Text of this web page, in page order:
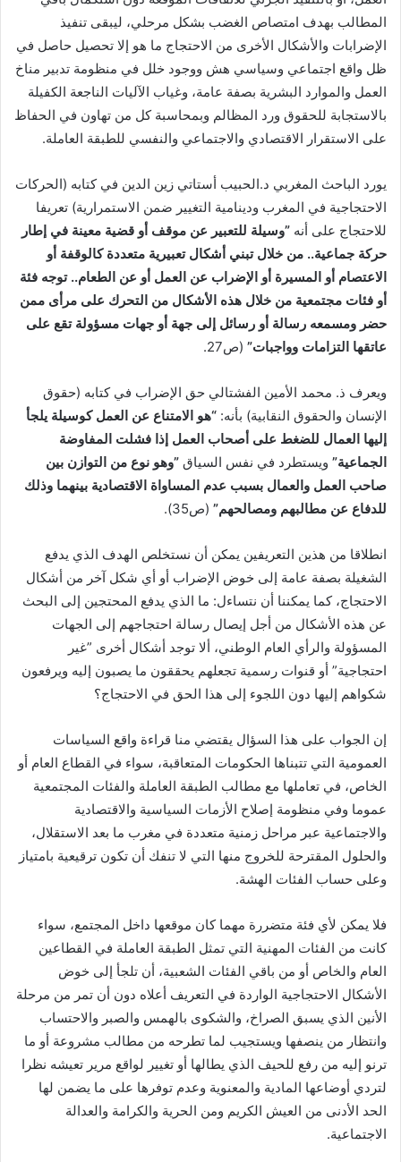
المطالب بهدف امتصاص الغضب بشكل مرحلي، ليبقى تنفيذ
الإضرابات والأشكال الأخرى من الاحتجاج ما هو إلا تحصيل حاصل في
ظل واقع اجتماعي وسياسي هش ووجود خلل في منظومة تدبير مناخ
العمل والموارد البشرية بصفة عامة، وغياب الآليات الناجعة الكفيلة
بالاستجابة للحقوق ورد المظالم وبمحاسبة كل من تهاون في الحفاظ
على الاستقرار الاقتصادي والاجتماعي والنفسي للطبقة العاملة.
يورد الباحث المغربي د.الحبيب أستاتي زين الدين في كتابه (الحركات
الاحتجاجية في المغرب ودينامية التغيير ضمن الاستمرارية) تعريفا
للاحتجاج على أنه ”وسيلة للتعبير عن موقف أو قضية معينة في إطار
حركة جماعية.. من خلال تبني أشكال تعبيرية متعددة كالوقفة أو
الاعتصام أو المسيرة أو الإضراب عن العمل أو عن الطعام.. توجه فئة
أو فئات مجتمعية من خلال هذه الأشكال من التحرك على مرأى ممن
حضر ومسمعه رسالة أو رسائل إلى جهة أو جهات مسؤولة تقع على
عاتقها التزامات وواجبات” (ص27.
ويعرف ذ. محمد الأمين الفشتالي حق الإضراب في كتابه (حقوق
الإنسان والحقوق النقابية) بأنه: “هو الامتناع عن العمل كوسيلة يلجأ
إليها العمال للضغط على أصحاب العمل إذا فشلت المفاوضة
الجماعية” ويستطرد في نفس السياق ”وهو نوع من التوازن بين
صاحب العمل والعمال بسبب عدم المساواة الاقتصادية بينهما وذلك
للدفاع عن مطالبهم ومصالحهم” (ص35).
انطلاقا من هذين التعريفين يمكن أن نستخلص الهدف الذي يدفع
الشغيلة بصفة عامة إلى خوض الإضراب أو أي شكل آخر من أشكال
الاحتجاج، كما يمكننا أن نتساءل: ما الذي يدفع المحتجين إلى البحث
عن هذه الأشكال من أجل إيصال رسالة احتجاجهم إلى الجهات
المسؤولة والرأي العام الوطني، ألا توجد أشكال أخرى ”غير
احتجاجية” أو قنوات رسمية تجعلهم يحققون ما يصبون إليه ويرفعون
شكواهم إليها دون اللجوء إلى هذا الحق في الاحتجاج؟
إن الجواب على هذا السؤال يقتضي منا قراءة واقع السياسات
العمومية التي تتبناها الحكومات المتعاقبة، سواء في القطاع العام أو
الخاص، في تعاملها مع مطالب الطبقة العاملة والفئات المجتمعية
عموما وفي منظومة إصلاح الأزمات السياسية والاقتصادية
والاجتماعية عبر مراحل زمنية متعددة في مغرب ما بعد الاستقلال،
والحلول المقترحة للخروج منها التي لا تنفك أن تكون ترقيعية بامتياز
وعلى حساب الفئات الهشة.
فلا يمكن لأي فئة متضررة مهما كان موقعها داخل المجتمع، سواء
كانت من الفئات المهنية التي تمثل الطبقة العاملة في القطاعين
العام والخاص أو من باقي الفئات الشعبية، أن تلجأ إلى خوض
الأشكال الاحتجاجية الواردة في التعريف أعلاه دون أن تمر من مرحلة
الأنين الذي يسبق الصراخ، والشكوى بالهمس والصبر والاحتساب
وانتظار من ينصفها ويستجيب لما تطرحه من مطالب مشروعة أو ما
ترنو إليه من رفع للحيف الذي يطالها أو تغيير لواقع مرير تعيشه نظرا
لتردي أوضاعها المادية والمعنوية وعدم توفرها على ما يضمن لها
الحد الأدنى من العيش الكريم ومن الحرية والكرامة والعدالة
الاجتماعية.